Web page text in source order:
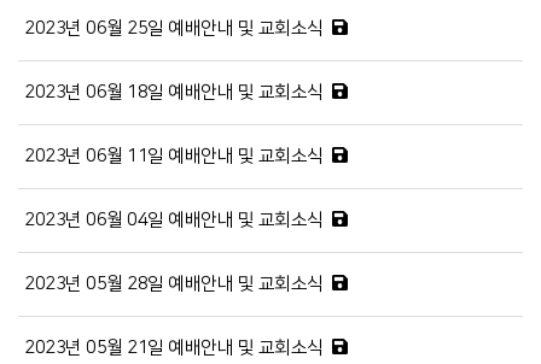
2023년 06월 25일 예배안내 및 교회소식
2023년 06월 18일 예배안내 및 교회소식
2023년 06월 11일 예배안내 및 교회소식
2023년 06월 04일 예배안내 및 교회소식
2023년 05월 28일 예배안내 및 교회소식
2023년 05월 21일 예배안내 및 교회소식